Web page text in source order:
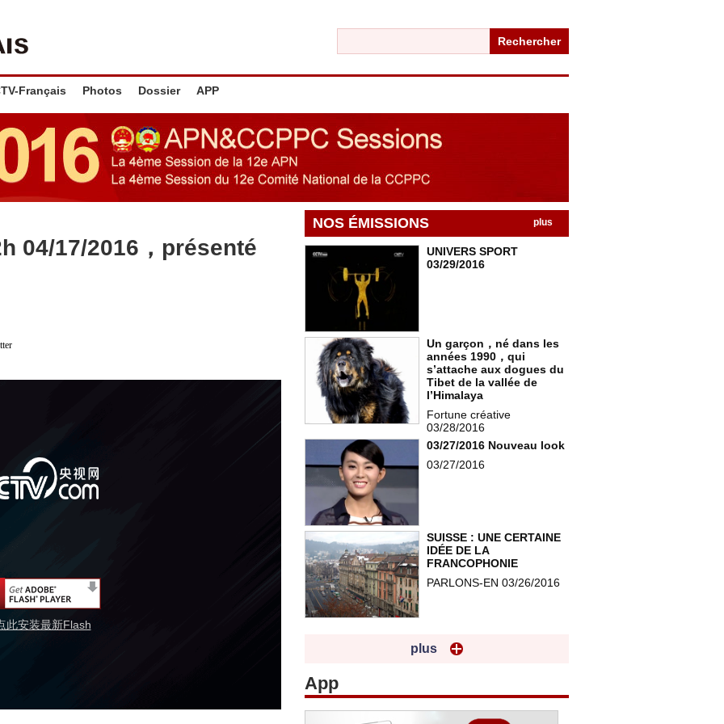
Rechercher
Français Photos Dossier APP
04/17/2016，présenté
此安装最新Flash
NOS ÉMISSIONS plus
UNIVERS SPORT
03/29/2016
Un garçon，né dans les
années 1990，qui
s’attache aux dogues du
Tibet de la vallée de
l’Himalaya
Fortune créative
03/28/2016
03/27/2016 Nouveau look
03/27/2016
SUISSE : UNE CERTAINE
IDÉE DE LA
FRANCOPHONIE
PARLONS-EN 03/26/2016
plus
App